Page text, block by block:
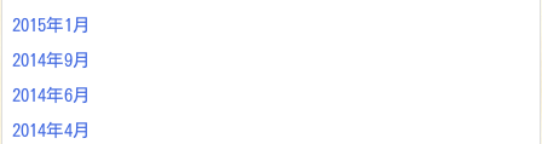
2015年1月
2014年9月
2014年6月
2014年4月